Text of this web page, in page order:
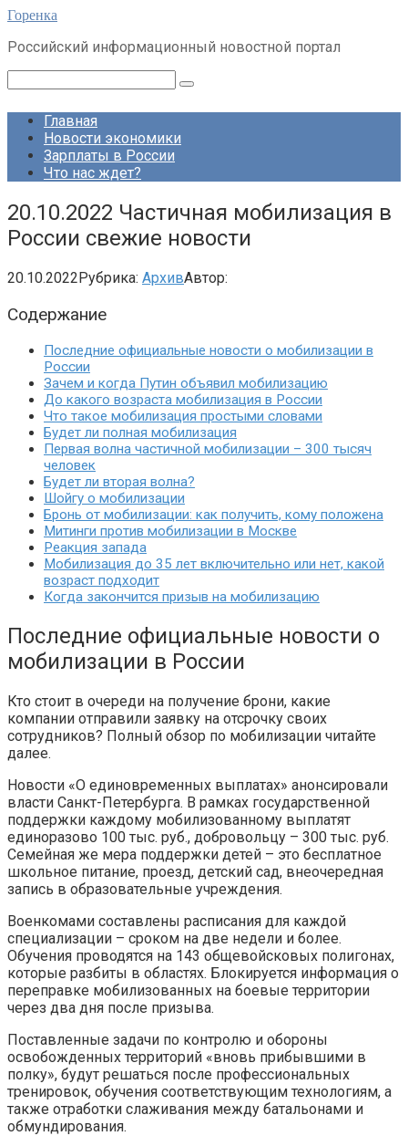
Перейти
контенту
Горенка
Российский информационный новостной портал
Главная
Новости экономики
Зарплаты в России
Что нас ждет?
20.10.2022 Частичная мобилизация в
России свежие новости
20.10.2022Рубрика: АрхивАвтор:
Содержание
Последние официальные новости о мобилизации в
России
Зачем и когда Путин объявил мобилизацию
До какого возраста мобилизация в России
Что такое мобилизация простыми словами
Будет ли полная мобилизация
Первая волна частичной мобилизации – 300 тысяч
человек
Будет ли вторая волна?
Шойгу о мобилизации
Бронь от мобилизации: как получить, кому положена
Митинги против мобилизации в Москве
Реакция запада
Мобилизация до 35 лет включительно или нет, какой
возраст подходит
Когда закончится призыв на мобилизацию
Последние официальные новости о
мобилизации в России
Кто стоит в очереди на получение брони, какие
компании отправили заявку на отсрочку своих
сотрудников? Полный обзор по мобилизации читайте
далее.
Новости «О единовременных выплатах» анонсировали
власти Санкт-Петербурга. В рамках государственной
поддержки каждому мобилизованному выплатят
единоразово 100 тыс. руб., добровольцу – 300 тыс. руб.
Семейная же мера поддержки детей – это бесплатное
школьное питание, проезд, детский сад, внеочередная
запись в образовательные учреждения.
Военкомами составлены расписания для каждой
специализации – сроком на две недели и более.
Обучения проводятся на 143 общевойсковых полигонах,
которые разбиты в областях. Блокируется информация о
переправке мобилизованных на боевые территории
через два дня после призыва.
Поставленные задачи по контролю и обороны
освобожденных территорий «вновь прибывшими в
полку», будут решаться после профессиональных
тренировок, обучения соответствующим технологиям, а
также отработки слаживания между батальонами и
обмундирования.